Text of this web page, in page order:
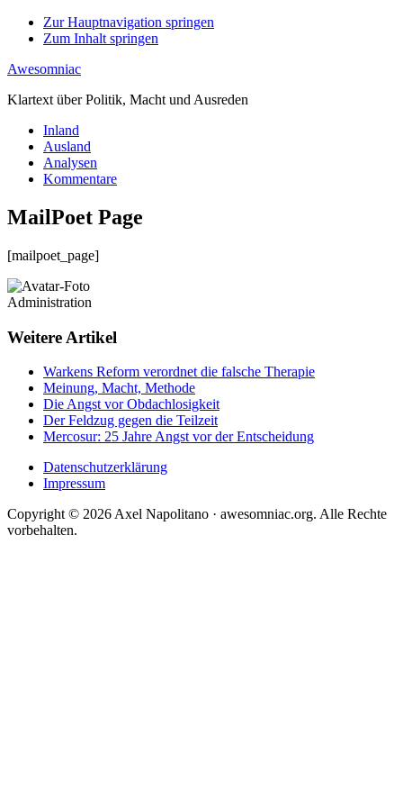
Zur Hauptnavigation springen
Zum Inhalt springen
Awesomniac
Klartext über Politik, Macht und Ausreden
Inland
Ausland
Analysen
Kommentare
MailPoet Page
[mailpoet_page]
Administration
Weitere Artikel
Warkens Reform verordnet die falsche Therapie
Meinung, Macht, Methode
Die Angst vor Obdachlosigkeit
Der Feldzug gegen die Teilzeit
Mercosur: 25 Jahre Angst vor der Entscheidung
Datenschutzerklärung
Impressum
Copyright © 2026 Axel Napolitano · awesomniac.org. Alle Rechte
vorbehalten.